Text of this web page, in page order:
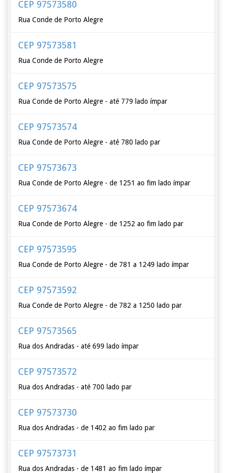
CEP 97573580
Rua Conde de Porto Alegre
CEP 97573581
Rua Conde de Porto Alegre
CEP 97573575
Rua Conde de Porto Alegre - até 779 lado ímpar
CEP 97573574
Rua Conde de Porto Alegre - até 780 lado par
CEP 97573673
Rua Conde de Porto Alegre - de 1251 ao fim lado ímpar
CEP 97573674
Rua Conde de Porto Alegre - de 1252 ao fim lado par
CEP 97573595
Rua Conde de Porto Alegre - de 781 a 1249 lado ímpar
CEP 97573592
Rua Conde de Porto Alegre - de 782 a 1250 lado par
CEP 97573565
Rua dos Andradas - até 699 lado ímpar
CEP 97573572
Rua dos Andradas - até 700 lado par
CEP 97573730
Rua dos Andradas - de 1402 ao fim lado par
CEP 97573731
Rua dos Andradas - de 1481 ao fim lado ímpar